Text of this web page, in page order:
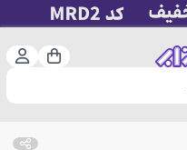
سبد